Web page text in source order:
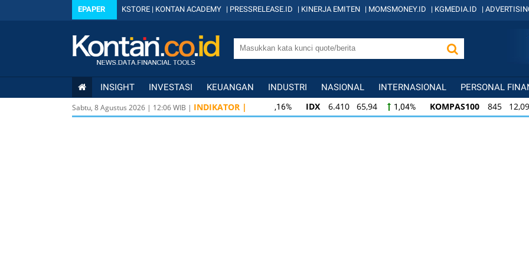
EPAPER KSTORE | KONTAN ACADEMY | PRESSRELEASE.ID | KINERJA EMITEN | MOMSMONEY.ID | KGMEDIA.ID |
INSIGHT INVESTASI KEUANGAN INDUSTRI NASIONAL INTERNASIONAL PERSONAL
Sabtu, 8 Agustus 2026 | 12:06WIB | INDIKATOR | IDX 6.410 65,94 1,04% KOMPAS100 845 12,09
KOMPAS100
845 12,09 1,45% LQ45 640 9,44